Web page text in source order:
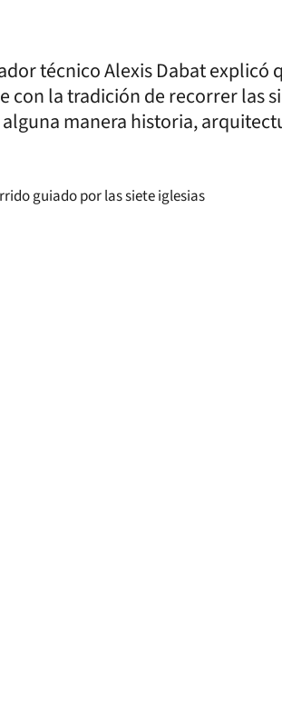
técnico Alexis Dabat explicó
con la tradición de recorrer las
manera historia,